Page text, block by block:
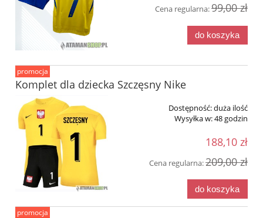
Cena regularna:99,00 zł
do koszyka
Komplet dla dziecka Szczęsny Nike
Dostępność:duża ilość
Wysyłka w:48 godzin
188,10 zł
Cena regularna:209,00 zł
do koszyka
promocja
promocja